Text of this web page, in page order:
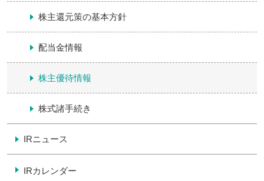
株主還元策の基本方針
配当金情報
株主優待情報
株式諸手続き
IRニュース
IRカレンダー